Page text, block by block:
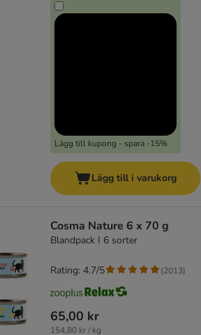
Lägg till kupong - spara -15%
Lägg till i varukorg
Cosma Nature 6 x 70 g
Blandpack I 6 sorter
65,00 kr
154,80 kr / kg
Rating: 4.7/5 (2013)